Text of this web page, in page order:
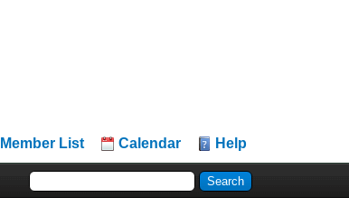
Member List Calendar Help